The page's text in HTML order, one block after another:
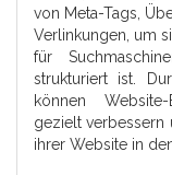
von Meta-Tags,
Verlinkungen, um
für
strukturiert ist.
können
gezielt verbessern
ihrer Website in